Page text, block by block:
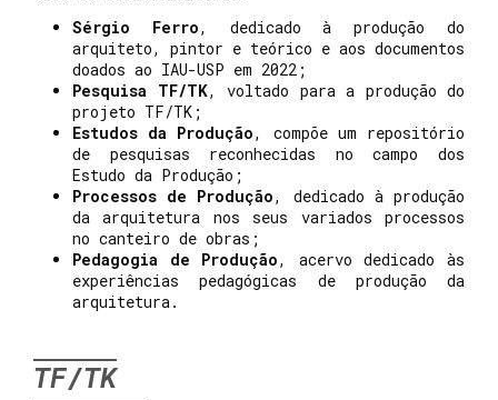
Sérgio Ferro, dedicado à produção do
arquiteto, pintor e teórico e aos documentos
doados ao IAU-USP em 2022;
Pesquisa TF/TK, voltado para a produção do
projeto TF/TK;
Estudos da Produção, compõe um repositório
de pesquisas reconhecidas no campo dos
Estudo da Produção;
Processos de Produção, dedicado à produção
da arquitetura nos seus variados processos
no canteiro de obras;
Pedagogia de Produção, acervo dedicado às
experiências pedagógicas de produção da
arquitetura.
TF/TK